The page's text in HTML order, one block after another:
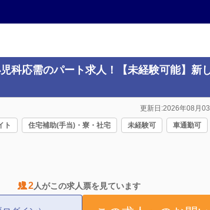
科応需のパート求人！【未経験可能】新
更新日:2026年08月
ト 住宅補助(手当)・寮・社宅 未経験可 車通勤可
2人がこの求人票を見ています